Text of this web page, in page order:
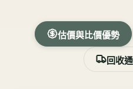
估價與比價優勢
回收